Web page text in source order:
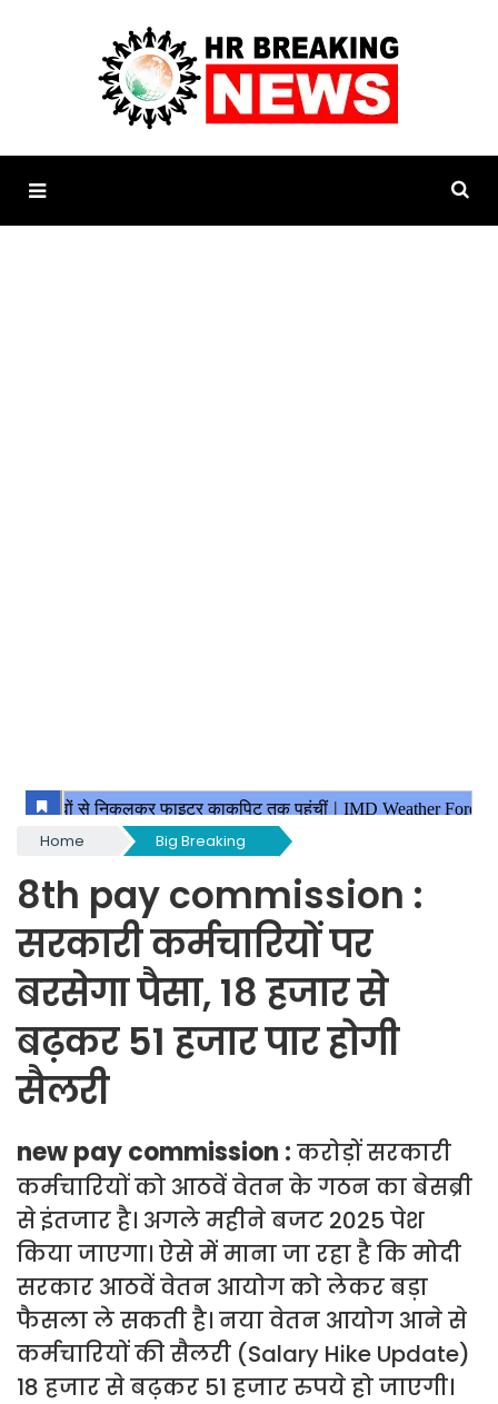
Home Big Breaking
8th pay commission :
सरकारी कर्मचारियों पर
बरसेगा पैसा, 18 हजार से
बढ़कर 51 हजार पार होगी
सैलरी
new pay commission : करोड़ों सरकारी
कर्मचारियों को आठवें वेतन के गठन का बेसब्री
से इंतजार है। अगले महीने बजट 2025 पेश
किया जाएगा। ऐसे में माना जा रहा है कि मोदी
सरकार आठवें वेतन आयोग को लेकर बड़ा
फैसला ले सकती है। नया वेतन आयोग आने से
कर्मचारियों की सैलरी (Salary Hike Update)
18 हजार से बढ़कर 51 हजार रुपये हो जाएगी।